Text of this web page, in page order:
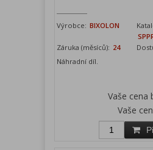
Výrobce: BIXOLON
Záruka (měsíců): 24
Náhradní díl.
Vaše cena
Vaše